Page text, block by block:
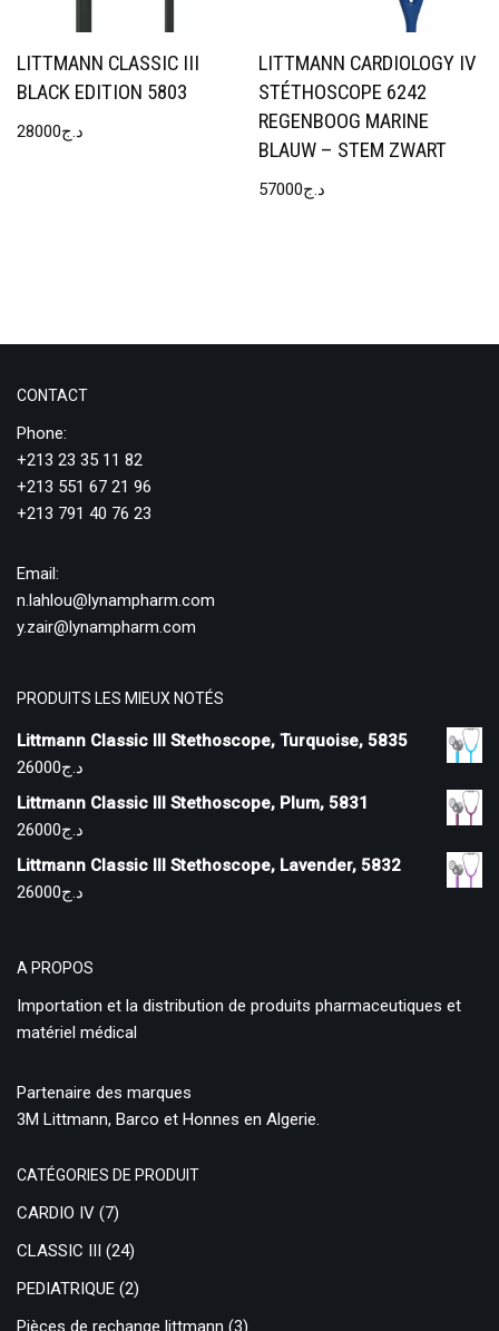
LITTMANN CLASSIC III
BLACK EDITION 5803
د.ج28000
LITTMANN CARDIOLOGY IV
STÉTHOSCOPE 6242
REGENBOOG MARINE
BLAUW – STEM ZWART
د.ج57000
CONTACT
Phone:
+213 23 35 11 82
+213 551 67 21 96
+213 791 40 76 23
Email:
n.lahlou@lynampharm.com
y.zair@lynampharm.com
PRODUITS LES MIEUX NOTÉS
Littmann Classic III Stethoscope, Turquoise, 5835
د.ج26000
Littmann Classic III Stethoscope, Plum, 5831
د.ج26000
Littmann Classic III Stethoscope, Lavender, 5832
د.ج26000
A PROPOS
Importation et la distribution de produits pharmaceutiques et
matériel médical
Partenaire des marques
3M Littmann, Barco et Honnes en Algerie.
CATÉGORIES DE PRODUIT
CARDIO IV (7)
CLASSIC III (24)
PEDIATRIQUE (2)
Pièces de rechange littmann (3)